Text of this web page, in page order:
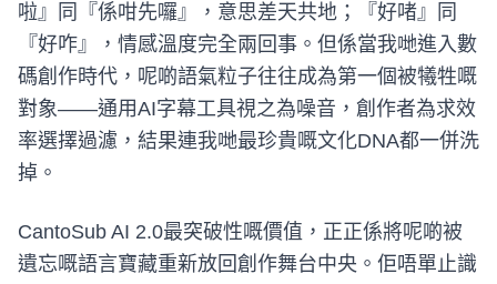
啦』同『係咁先囉』，意思差天共地；『好啫』同
『好咋』，情感溫度完全兩回事。但係當我哋進入數
碼創作時代，呢啲語氣粒子往往成為第一個被犧牲嘅
對象——通用AI字幕工具視之為噪音，創作者為求效
率選擇過濾，結果連我哋最珍貴嘅文化DNA都一併洗
掉。
CantoSub AI 2.0最突破性嘅價值，正正係將呢啲被
遺忘嘅語言寶藏重新放回創作舞台中央。佢唔單止識